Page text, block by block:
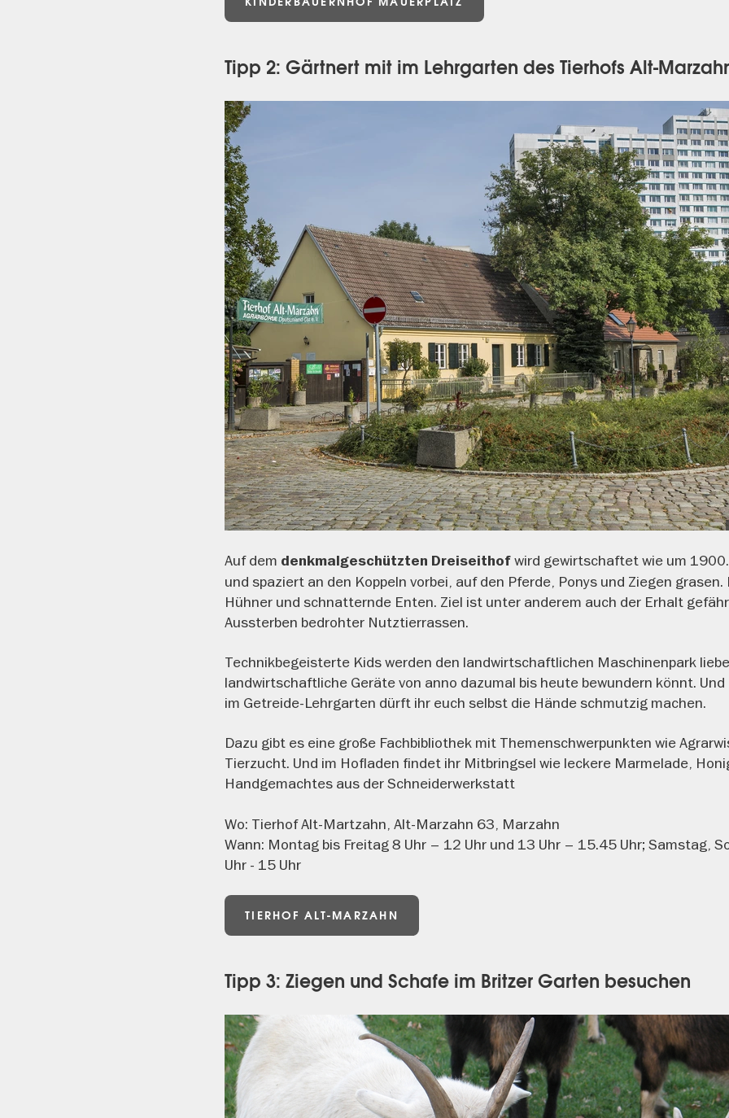
Tipp 2: Gärtnert mit im Lehrgarten des Tierhofs Alt-
Auf dem denkmalgeschützten Dreiseithofwird gewirtschaftet wie um
und spaziert an den Koppeln vorbei, auf den Pferde, Ponys und Ziegen
Hühner und schnatternde Enten. Ziel ist unter anderem auch der Erhalt
Aussterben bedrohter Nutztierrassen.
Technikbegeisterte Kids werden den landwirtschaftlichen Maschinenpark
landwirtschaftliche Geräte von anno dazumal bis heute bewundern könnt.
im Getreide-Lehrgarten dürft ihr euch selbst die Hände schmutzig machen.
Dazu gibt es eine große Fachbibliothek mit Themenschwerpunkten wie
Tierzucht. Und im Hofladen findet ihr Mitbringsel wie leckere Marmelade,
Handgemachtes aus der Schneiderwerkstatt
Wo: Tierhof Alt-Martzahn, Alt-Marzahn 63, Marzahn
Wann: Montag bis Freitag 8 Uhr – 12 Uhr und 13 Uhr – 15.45 Uhr; Samstag,
Uhr - 15 Uhr
TIERHOF ALT-MARZAHN
Tipp 3: Ziegen und Schafe im Britzer Garten besuchen